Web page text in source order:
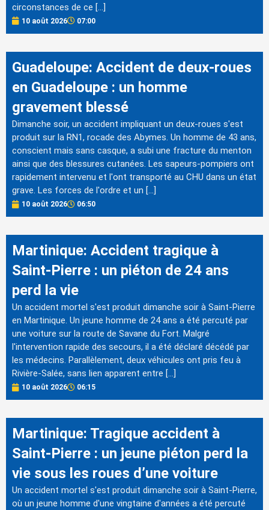
circonstances de ce […]
10 août 2026 07:00
Guadeloupe: Accident de deux-roues
en Guadeloupe : un homme
gravement blessé
Dimanche soir, un accident impliquant un deux-roues s'est
produit sur la RN1, rocade des Abymes. Un homme de 43 ans,
conscient mais sans casque, a subi une fracture du menton
ainsi que des blessures cutanées. Les sapeurs-pompiers ont
rapidement intervenu et l'ont transporté au CHU dans un état
grave. Les forces de l'ordre et un […]
10 août 2026 06:50
Martinique: Accident tragique à
Saint-Pierre : un piéton de 24 ans
perd la vie
Un accident mortel s'est produit dimanche soir à Saint-Pierre
en Martinique. Un jeune homme de 24 ans a été percuté par
une voiture sur la route de Savane du Fort. Malgré
l'intervention rapide des secours, il a été déclaré décédé par
les médecins. Parallèlement, deux véhicules ont pris feu à
Rivière-Salée, sans lien apparent entre […]
10 août 2026 06:15
Martinique: Tragique accident à
Saint-Pierre : un jeune piéton perd la
vie sous les roues d’une voiture
Un accident mortel s'est produit dimanche soir à Saint-Pierre,
où un jeune homme d'une vingtaine d'années a été percuté